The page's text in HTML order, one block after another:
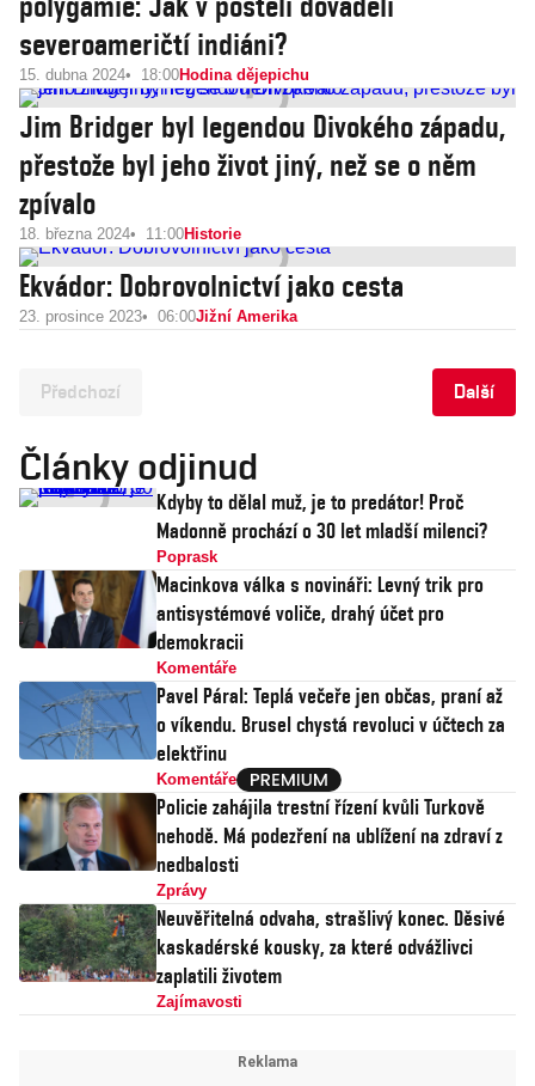
severoameričtí indiáni?
15. dubna 2024 18:00Hodina dějepichu
Jim Bridger byl legendou Divokého západu,
přestože byl jeho život jiný, než se o něm
zpívalo
18. března 2024 11:00Historie
Ekvádor: Dobrovolnictví jako cesta
23. prosince 2023 06:00Jižní Amerika
Předchozí Další
Články odjinud
Kdyby to dělal muž, je to predátor! Proč
Madonně prochází o 30 let mladší milenci?
Poprask
Macinkova válka s novináři: Levný trik pro
antisystémové voliče, drahý účet pro
demokracii
Komentáře
Pavel Páral: Teplá večeře jen občas, praní až
o víkendu. Brusel chystá revoluci v účtech za
elektřinu
Komentáře
Policie zahájila trestní řízení kvůli Turkově
nehodě. Má podezření na ublížení na zdraví z
nedbalosti
Zprávy
Neuvěřitelná odvaha, strašlivý konec. Děsivé
kaskadérské kousky, za které odvážlivci
zaplatili životem
Zajímavosti